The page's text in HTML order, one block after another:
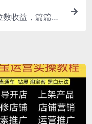
数收益，篇篇十